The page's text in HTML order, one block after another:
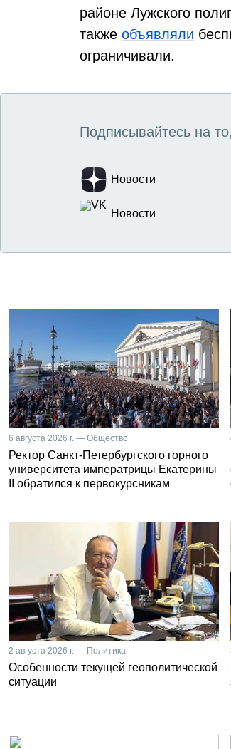
районе Лужского
также объявляли
ограничивали.
Подписывайтесь на
Новости
Новости
6 августа 2026 г. — Общество
Ректор Санкт-Петербургского горного
университета императрицы Екатерины
II обратился к первокурсникам
2 августа 2026 г. — Политика
Особенности текущей геополитической
ситуации